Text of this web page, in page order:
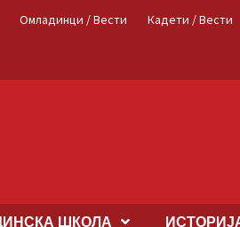
Омладинци / Вести Кадети / Вести
ШКОЛА